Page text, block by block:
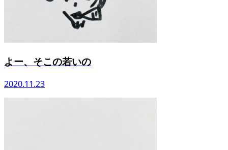
よー、そこの若いの
2020.11.23